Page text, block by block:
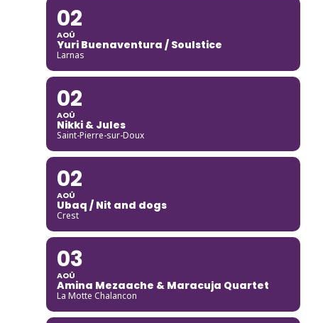
02
AOÛ
Yuri Buenaventura / Soulstice
Larnas
02
AOÛ
Nikki & Jules
Saint-Pierre-sur-Doux
02
AOÛ
Ubaq / Nit and dogs
Crest
03
AOÛ
Amina Mezaache & Maracuja Quartet
La Motte Chalancon